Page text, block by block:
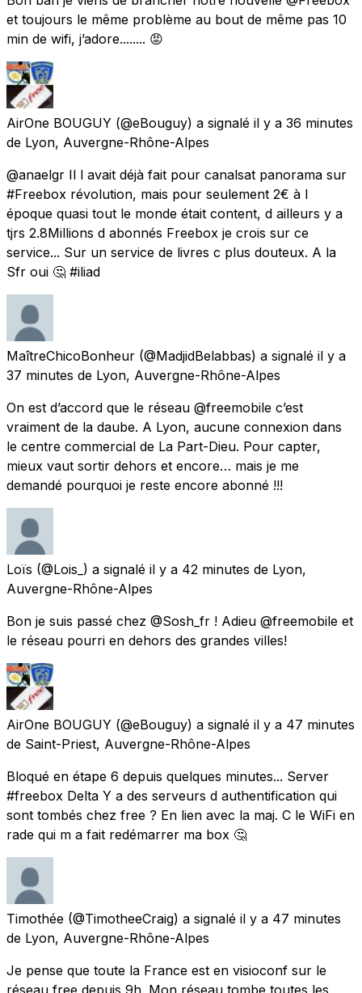
et toujours le même problème au bout de même pas 10
min de wifi, j’adore........ 😡
AirOne BOUGUY (@eBouguy) a signalé il y a 36 minutes
de Lyon, Auvergne-Rhône-Alpes
@anaelgr Il l avait déjà fait pour canalsat panorama sur
#Freebox révolution, mais pour seulement 2€ à l
époque quasi tout le monde était content, d ailleurs y a
tjrs 2.8Millions d abonnés Freebox je crois sur ce
service... Sur un service de livres c plus douteux. A la
Sfr oui 🤔 #iliad
MaîtreChicoBonheur (@MadjidBelabbas) a signalé il y a
37 minutes de Lyon, Auvergne-Rhône-Alpes
On est d’accord que le réseau @freemobile c’est
vraiment de la daube. A Lyon, aucune connexion dans
le centre commercial de La Part-Dieu. Pour capter,
mieux vaut sortir dehors et encore… mais je me
demandé pourquoi je reste encore abonné !!!
Loïs (@Lois_) a signalé il y a 42 minutes de Lyon,
Auvergne-Rhône-Alpes
Bon je suis passé chez @Sosh_fr ! Adieu @freemobile et
le réseau pourri en dehors des grandes villes!
AirOne BOUGUY (@eBouguy) a signalé il y a 47 minutes
de Saint-Priest, Auvergne-Rhône-Alpes
Bloqué en étape 6 depuis quelques minutes... Server
#freebox Delta Y a des serveurs d authentification qui
sont tombés chez free ? En lien avec la maj. C le WiFi en
rade qui m a fait redémarrer ma box 🤔
Timothée (@TimotheeCraig) a signalé il y a 47 minutes
de Lyon, Auvergne-Rhône-Alpes
Je pense que toute la France est en visioconf sur le
réseau free depuis 9h. Mon réseau tombe toutes les